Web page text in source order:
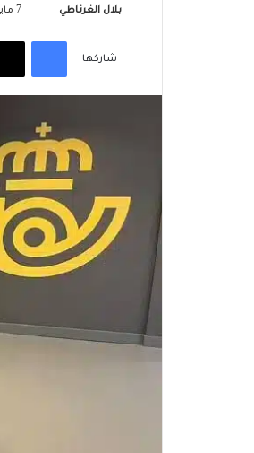
بلال الغرناطي 7 مايو، 2023
شاركها